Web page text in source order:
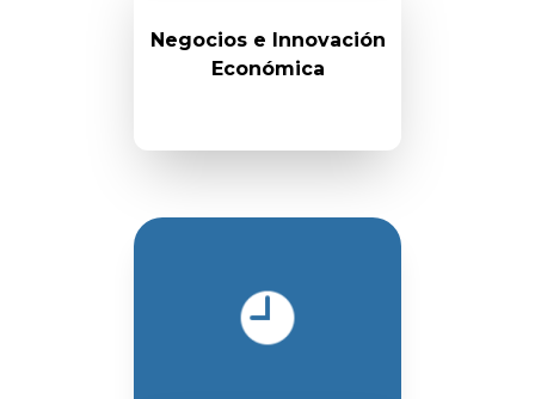
Negocios e Innovación
Económica